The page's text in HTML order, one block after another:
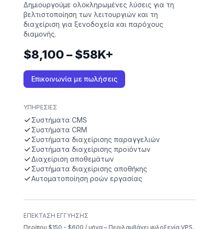
Δημιουργούμε ολοκληρωμένες λύσεις για τη
βελτιστοποίηση των λειτουργιών και τη
διαχείριση για ξενοδοχεία και παρόχους
διαμονής.
$8,100 – $58K+
Επικοινωνία με πωλήσεις
ΥΠΗΡΕΣΊΕΣ
Συστήματα CMS
Συστήματα CRM
Συστήματα διαχείρισης παραγγελιών
Συστήματα διαχείρισης προϊόντων
Διαχείριση αποθεμάτων
Συστήματα διαχείρισης αποθήκης
Αυτοματοποίηση ροών εργασίας
ΕΠΈΚΤΑΣΗ ΕΓΓΎΗΣΗΣ
Περίπου $150 - $600 / μήνα – Περιλαμβάνει φιλοξενία VPS,